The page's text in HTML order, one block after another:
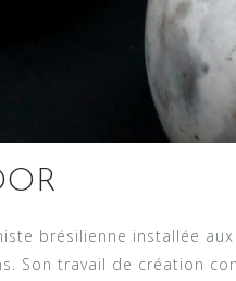
brésilienne installée
Son travail de création